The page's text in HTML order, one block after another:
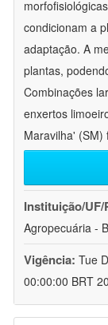
condicionam a
adaptação. A
plantas,
Combinações
enxertos
Maravilha' (SM)
Instituição/UF/
Agropecuária -
Vigência: Tue
00:00:00 BRT